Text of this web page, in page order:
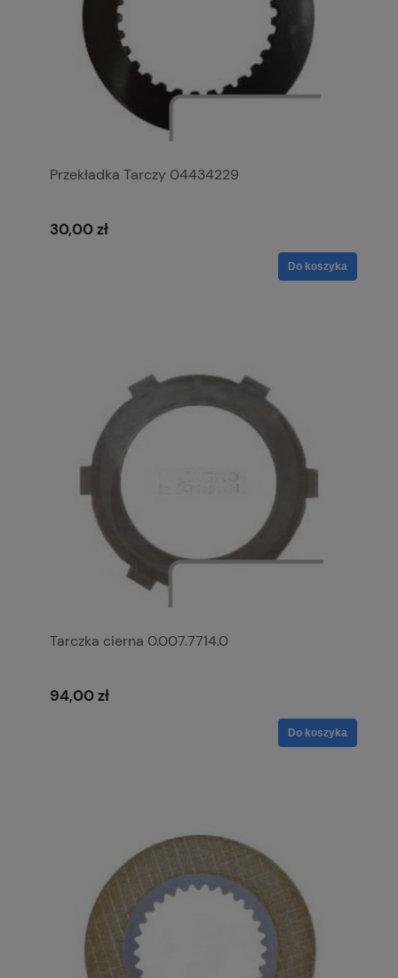
Przekładka Tarczy 04434229
30,00 zł
Do koszyka
Tarczka cierna 0.007.7714.0
94,00 zł
Do koszyka